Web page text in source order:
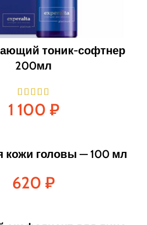
тоник-софтнер
200мл
1 100 ₽
кожи головы — 100 мл
620 ₽